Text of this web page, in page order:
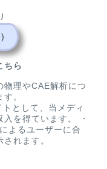
ちら
物理やCAE解析につ
。
として、当メディ
を得ています。 ・
よるユーザーに合
れます。